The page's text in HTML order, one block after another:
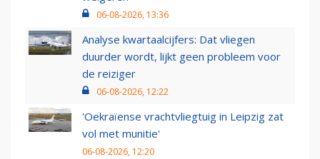
06-08-2026, 13:36
Analyse kwartaalcijfers: Dat vliegen
duurder wordt, lijkt geen probleem voor
de reiziger
06-08-2026, 12:22
'Oekraïense vrachtvliegtuig in Leipzig zat
vol met munitie'
06-08-2026, 12:20